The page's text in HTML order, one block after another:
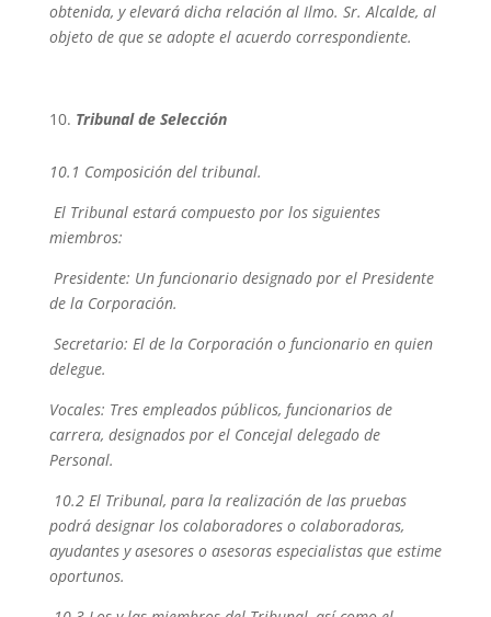
obtenida, y elevará dicha relación al Ilmo. Sr. Alcalde, al
objeto de que se adopte el acuerdo correspondiente.
Tribunal de Selección
10.1 Composición del tribunal.
El Tribunal estará compuesto por los siguientes
miembros:
Presidente: Un funcionario designado por el Presidente
de la Corporación.
Secretario: El de la Corporación o funcionario en quien
delegue.
Vocales: Tres empleados públicos, funcionarios de
carrera, designados por el Concejal delegado de
Personal.
10.2 El Tribunal, para la realización de las pruebas
podrá designar los colaboradores o colaboradoras,
ayudantes y asesores o asesoras especialistas que estime
oportunos.